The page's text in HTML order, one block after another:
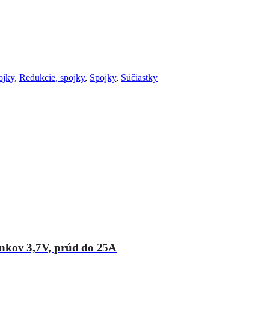
, Redukcie, spojky, Spojky, Súčiastky
3,7V, prúd do 25A